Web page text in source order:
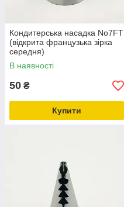
Кондитерська насадка No7FT
(відкрита французька зірка
середня)
В наявності
50 ₴
Купити